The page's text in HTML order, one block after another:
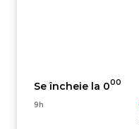
Se încheie la 000
9h